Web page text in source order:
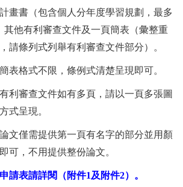
畫書（包含個人分年度學習規劃，最多
其他有利審查文件及一頁簡表（彙整重
請條列式列舉有利審查文件部分）。
表格式不限，條例式清楚呈現即可。
利審查文件如有多頁，請以一頁多張圖
式呈現。
文僅需提供第一頁有名字的部分並用顏
可，不用提供整份論文。
請表請詳閱（附件1及附件2）。